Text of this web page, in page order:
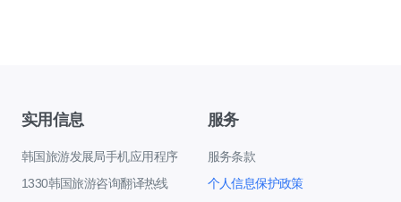
实用信息
韩国旅游发展局手机应用程序
1330韩国旅游咨询翻译热线
服务
服务条款
个人信息保护政策